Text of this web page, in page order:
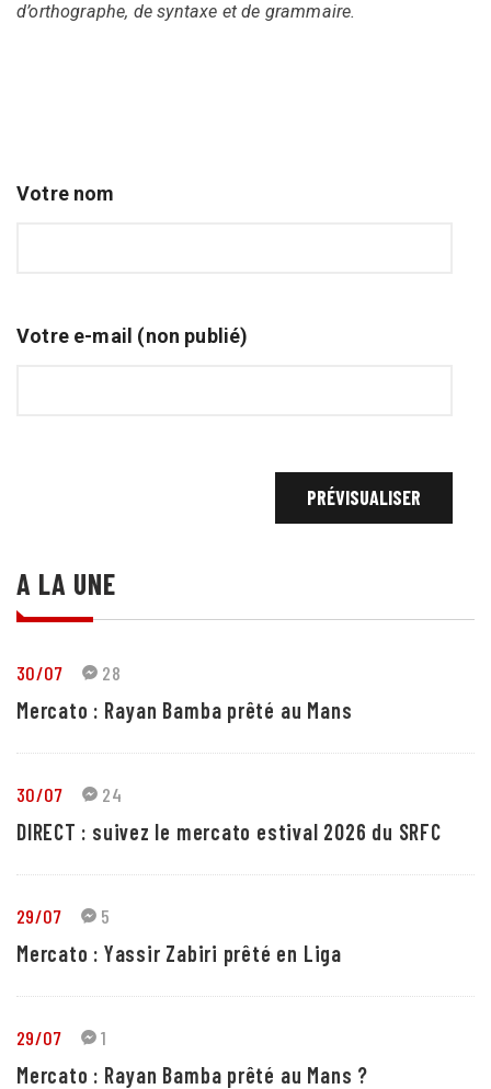
d’orthographe, de syntaxe et de grammaire.
Votre nom
Votre e-mail (non publié)
A LA UNE
30/07 28
Mercato : Rayan Bamba prêté au Mans
30/07 24
DIRECT : suivez le mercato estival 2026 du SRFC
29/07 5
Mercato : Yassir Zabiri prêté en Liga
29/07 1
Mercato : Rayan Bamba prêté au Mans ?